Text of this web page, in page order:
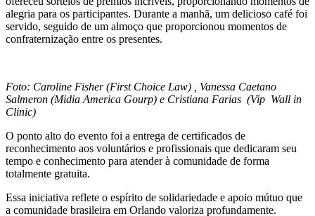
alegria para os participantes. Durante a manhã, um delicioso café foi
servido, seguido de um almoço que proporcionou momentos de
confraternização entre os presentes.
Foto: Caroline Fisher (First Choice Law) , Vanessa Caetano
Salmeron (Midia America Gourp) e Cristiana Farias (Vip Wall in
Clinic)
O ponto alto do evento foi a entrega de certificados de
reconhecimento aos voluntários e profissionais que dedicaram seu
tempo e conhecimento para atender à comunidade de forma
totalmente gratuita.
Essa iniciativa reflete o espírito de solidariedade e apoio mútuo que
a comunidade brasileira em Orlando valoriza profundamente.